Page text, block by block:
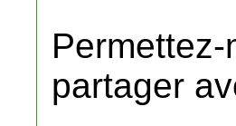
partager